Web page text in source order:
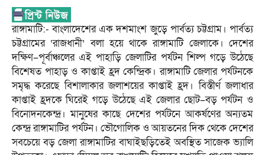
রাঙ্গামাটি:- বাংলাদেশের এক দশমাংশ জুড়ে পার্বত্য চট্টগ্রাম। পার্বত্য
চট্টগ্রামের ‘রাজধানী’ বলা হয়ে থাকে রাঙ্গামাটি জেলাকে। দেশের
দক্ষিণ–পূর্বাঞ্চলের এই পাহাড়ি জেলাটির পর্যটন শিল্প গড়ে উঠেছে
বিশেষত পাহাড় ও কাপ্তাই হ্রদ কেন্দ্রিক। রাঙ্গামাটি জেলার পর্যটনকে
সমৃদ্ধ করেছে বিশালাকার জলাশয়ের কাপ্তাই হ্রদ। বিস্তীর্ণ জলাধার
কাপ্তাই হ্রদকে ঘিরেই গড়ে উঠেছে এই জেলার ছোট–বড় পর্যটন ও
বিনোদনকেন্দ্র। মানুষের কাছে দেশের পর্যটনে আকর্ষণের অন্যতম
কেন্দ্র রাঙ্গামাটির পর্যটন। ভৌগোলিক ও আয়তনের দিক থেকে দেশের
সবচেয়ে বড় জেলা রাঙ্গামাটির বাঘাইছড়িতেই অবস্থিত সাজেক ভ্যালি